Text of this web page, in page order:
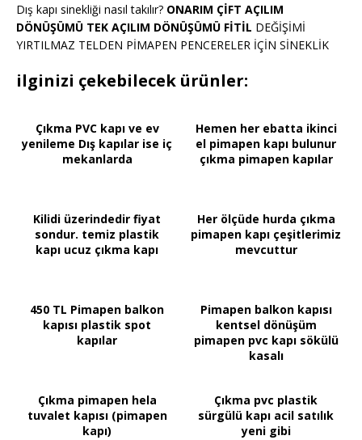
Dış kapı sinekliği nasıl takılır? ONARIM ÇİFT AÇILIM
DÖNÜŞÜMÜ TEK AÇILIM DÖNÜŞÜMÜ FİTİL DEĞİŞİMİ
YIRTILMAZ TELDEN PİMAPEN PENCERELER İÇİN SİNEKLİK
ilginizi çekebilecek ürünler:
Çıkma PVC kapı ve ev
yenileme Dış kapılar ise iç
mekanlarda
Hemen her ebatta ikinci
el pimapen kapı bulunur
çıkma pimapen kapılar
Kilidi üzerindedir fiyat
sondur. temiz plastik
kapı ucuz çıkma kapı
Her ölçüde hurda çıkma
pimapen kapı çeşitlerimiz
mevcuttur
450 TL Pimapen balkon
kapısı plastik spot
kapılar
Pimapen balkon kapısı
kentsel dönüşüm
pimapen pvc kapı sökülü
kasalı
Çıkma pimapen hela
tuvalet kapısı (pimapen
kapı)
Çıkma pvc plastik
sürgülü kapı acil satılık
yeni gibi